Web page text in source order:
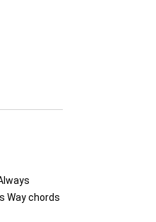
Way chords